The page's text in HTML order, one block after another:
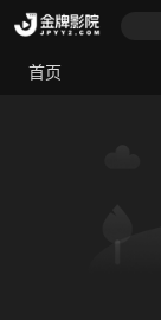
首页